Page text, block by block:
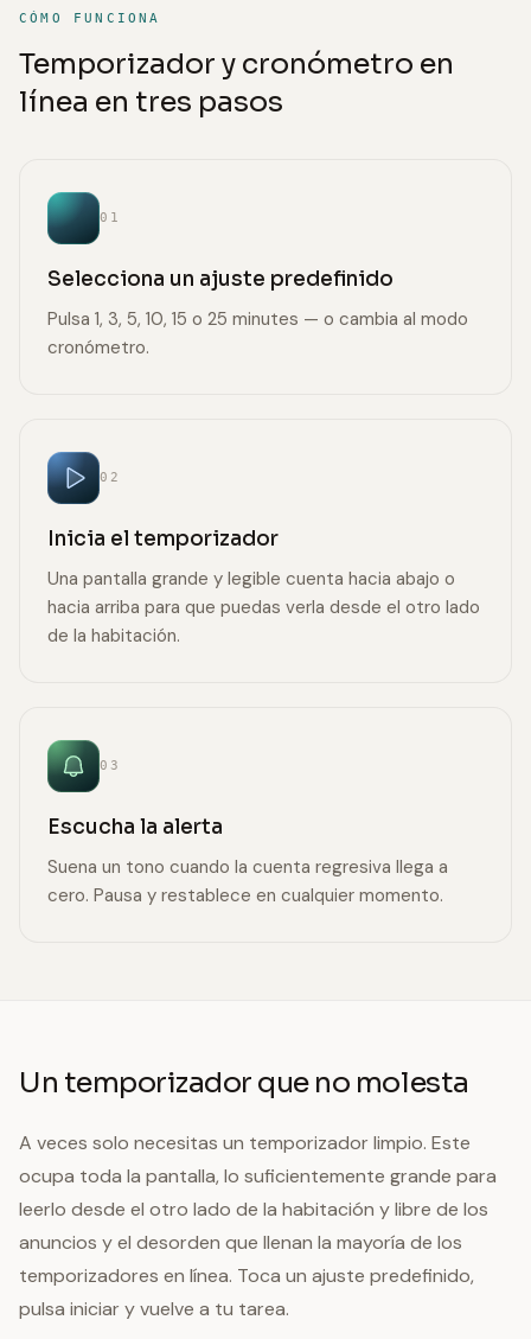
CÓMO FUNCIONA
Temporizador y cronómetro en
línea en tres pasos
01
Selecciona un ajuste predefinido
Pulsa 1, 3, 5, 10, 15 o 25 minutes — o cambia al modo
cronómetro.
02
Inicia el temporizador
Una pantalla grande y legible cuenta hacia abajo o
hacia arriba para que puedas verla desde el otro lado
de la habitación.
03
Escucha la alerta
Suena un tono cuando la cuenta regresiva llega a
cero. Pausa y restablece en cualquier momento.
Un temporizador que no molesta
A veces solo necesitas un temporizador limpio. Este
ocupa toda la pantalla, lo suficientemente grande para
leerlo desde el otro lado de la habitación y libre de los
anuncios y el desorden que llenan la mayoría de los
temporizadores en línea. Toca un ajuste predefinido,
pulsa iniciar y vuelve a tu tarea.